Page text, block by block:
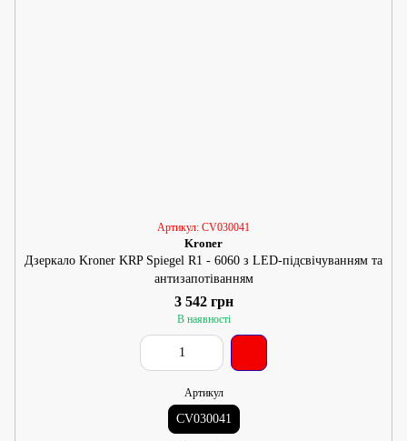
Артикул: CV030041
Kroner
Дзеркало Kroner KRP Spiegel R1 - 6060 з LED-підсвічуванням та
антизапотіванням
3 542 грн
В наявності
Артикул
CV030041